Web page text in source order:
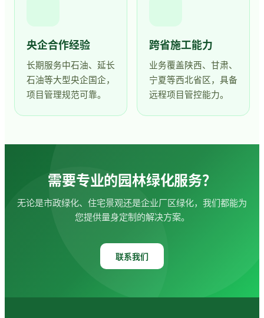
央企合作经验
长期服务中石油、延长
石油等大型央企国企，
项目管理规范可靠。
跨省施工能力
业务覆盖陕西、甘肃、
宁夏等西北省区，具备
远程项目管控能力。
需要专业的园林绿化服务？
无论是市政绿化、住宅景观还是企业厂区绿化，我们都能为
您提供量身定制的解决方案。
联系我们